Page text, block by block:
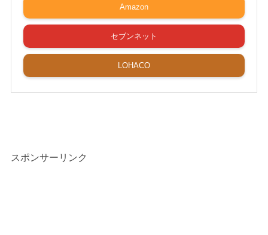
Amazon
セブンネット
LOHACO
スポンサーリンク